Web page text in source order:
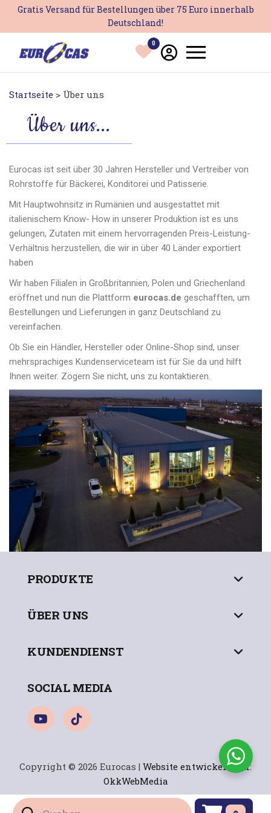
Gratis Versand für Bestellungen über 75 Euro innerhalb
Deutschland!
0
Startseite > Über uns
Über uns...
Eurocas ist seit über 30 Jahren Hersteller und Vertreiber von
Rohrstoffe für Bäckerei, Konditorei und Patisserie.
Mit Hauptwohnsitz in Rumänien und ausgestattet mit
italienischem Know- How in unserer Produktion ist es uns
gelungen, Zutaten mit einem hervorragenden Preis-Leistung-
Verhältnis herzustellen, die wir in über 40 Länder exportiert
haben
Wir haben Filialen in Großbritannien, Polen und Griechenland
eröffnet und nun die Plattform eurocas.de geschafften, um
Bestellungen und Lieferungen in ganz Deutschland zu
vereinfachen.
Ob Sie ein Händler, Hersteller oder Online-Shop sind, unser
mehrsprachiges Kundenserviceteam ist für Sie da und hilft
Ihnen weiter. Zögern Sie nicht, uns zu kontaktieren.
PRODUKTE
ÜBER UNS
KUNDENDIENST
SOCIAL MEDIA
Copyright © 2026 Eurocas | Website entwickelt von:
OkkWebMedia